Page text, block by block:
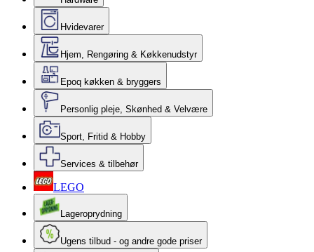
Hvidevarer
Hjem, Rengøring & Køkkenudstyr
Epoq køkken & bryggers
Personlig pleje, Skønhed & Velvære
Sport, Fritid & Hobby
Services & tilbehør
LEGO
Lageroprydning
Ugens tilbud - og andre gode priser